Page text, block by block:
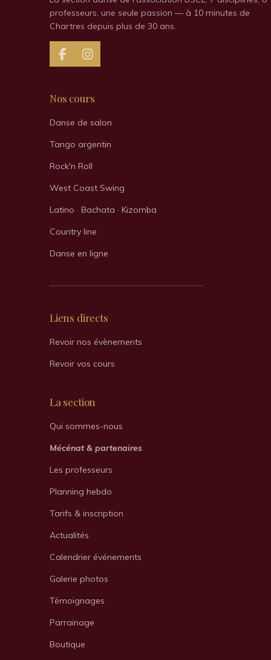
professeurs, une seule passion — à 10 minutes de
Chartres depuis plus de 30 ans.
F
a
b
o
I
n
a
r
m
Nos cours
Danse de salon
Tango argentin
Rock'n Roll
West Coast Swing
Latino · Bachata · Kizomba
Country line
Danse en ligne
Liens directs
Revoir nos évènements
Revoir vos cours
La section
Qui sommes-nous
Mécénat & partenaires
Les professeurs
Planning hebdo
Tarifs & inscription
Actualités
Calendrier événements
Galerie photos
Témoignages
Parrainage
Boutique